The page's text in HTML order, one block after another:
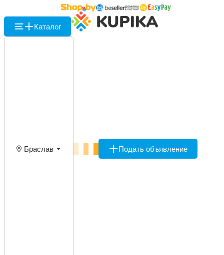
Каталог
Браслав Подать объявление